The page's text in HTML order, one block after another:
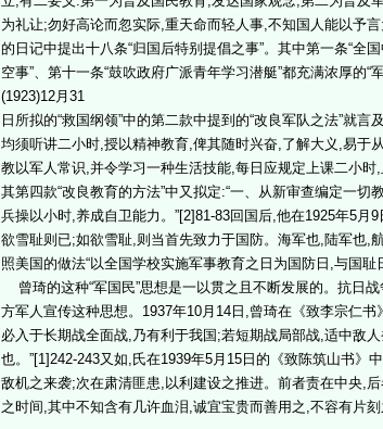
为礼让;勿好高论而忽实际,重天命而轻人事,不知国人能以予
的日记中提出十八条“归国后特别提倡之事”。其中第一条“全
空事”、第十一条“鼓吹政府广派青年学习潜艇”都充满浓厚的
(1923)12月31
日所拟的“救国纲领”中的第二款中提到的“改良军队之法”就
均须听讲二小时,授以精神教育,俾其随时兴奋,了解大义,易于
教以军人常识,并令学习一种生活技能,每日应规定上课二小
其第四款“改良教育的方法”中又拟定:“一、从新审查编定一
兵操以小时,养成自卫能力。”[2]81-83回国后,他在1925年5月
欲雪耻则已;如欲雪耻,则当首先致力于国防。海军也,陆军也,
照美国的做法“以全国学校实施军事教育之日为国防日,与国耻
曾琦的这种“军国民”思想是一以贯之且不断发展的。抗日
方军人宣传这种思想。1937年10月14日,曾琦在《致李宗仁
必入于长期战全面战,乃有利于我国;若短期战局部战,适中敌
也。”[1]242-243又如,氏在1939年5月15日的《致陈筑山书》
敌机之来袭;次在肃清匪患,以利建设之推进。前者责在中央,
之时间,其中不知含有几许血泪,诚宜宝贵而善用之,不容有片